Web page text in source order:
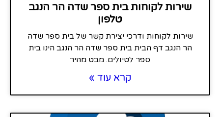
שירות לקוחות בית ספר שדה הר הנגב
טלפון
שירות לקוחות ודרכי יצירת קשר של בית ספר שדה
הר הנגב דף הבית בית ספר שדה הר הנגב הינו בית
ספר לטיולים. מבט מהיר
קרא עוד »